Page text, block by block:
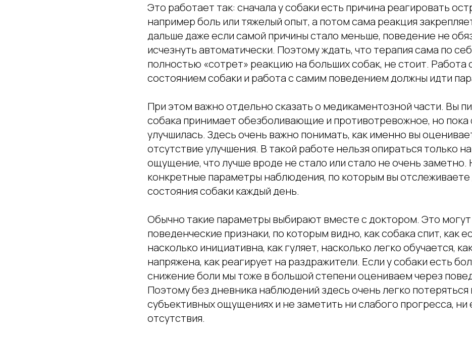
Это работает так: сначала у собаки есть причина реагировать
например боль или тяжелый опыт, а потом сама реакция
дальше даже если самой причины стало меньше, поведение не
исчезнуть автоматически. Поэтому ждать, что терапия сама по
полностью «сотрет» реакцию на больших собак, не стоит. Работа
состоянием собаки и работа с самим поведением должны идти
При этом важно отдельно сказать о медикаментозной части. Вы
собака принимает обезболивающие и противотревожное, но пока
улучшилась. Здесь очень важно понимать, как именно вы
отсутствие улучшения. В такой работе нельзя опираться только
ощущение, что лучше вроде не стало или стало не очень заметно.
конкретные параметры наблюдения, по которым вы
состояния собаки каждый день.
Обычно такие параметры выбирают вместе с доктором. Это
поведенческие признаки, по которым видно, как собака спит, как
насколько инициативна, как гуляет, насколько легко обучается,
напряжена, как реагирует на раздражители. Если у собаки есть
снижение боли мы тоже в большой степени оцениваем через
Поэтому без дневника наблюдений здесь очень легко потеряться
субъективных ощущениях и не заметить ни слабого прогресса, ни
отсутствия.